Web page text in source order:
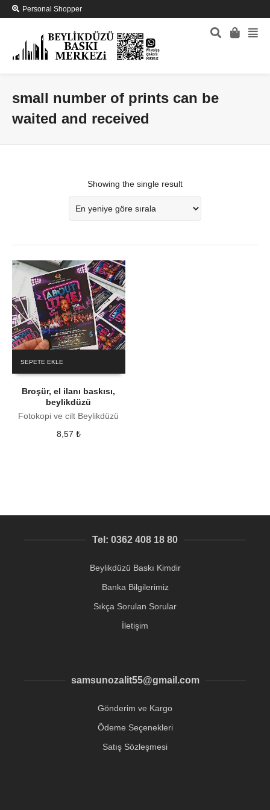
Personal Shopper
small number of prints can be
waited and received
Showing the single result
SEPETE EKLE
Broşür, el ilanı baskısı,
beylikdüzü
Fotokopi ve cilt Beylikdüzü
8,57 ₺
Tel: 0362 408 18 80
Beylikdüzü Baskı Kimdir
Banka Bilgilerimiz
Sıkça Sorulan Sorular
İletişim
samsunozalit55@gmail.com
Gönderim ve Kargo
Ödeme Seçenekleri
Satış Sözleşmesi